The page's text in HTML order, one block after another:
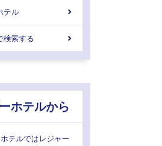
テル
検索する
ホテルから
テルではレジャー